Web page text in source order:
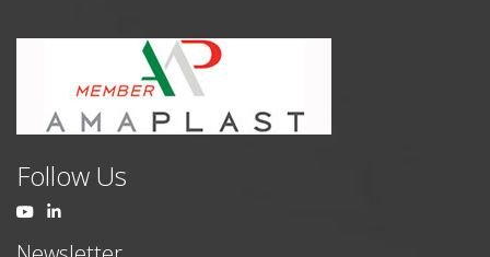
Follow Us